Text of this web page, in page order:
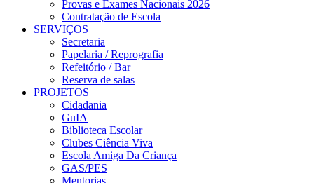
Provas e Exames Nacionais 2026
Contratação de Escola
SERVIÇOS
Secretaria
Papelaria / Reprografia
Refeitório / Bar
Reserva de salas
PROJETOS
Cidadania
GuIA
Biblioteca Escolar
Clubes Ciência Viva
Escola Amiga Da Criança
GAS/PES